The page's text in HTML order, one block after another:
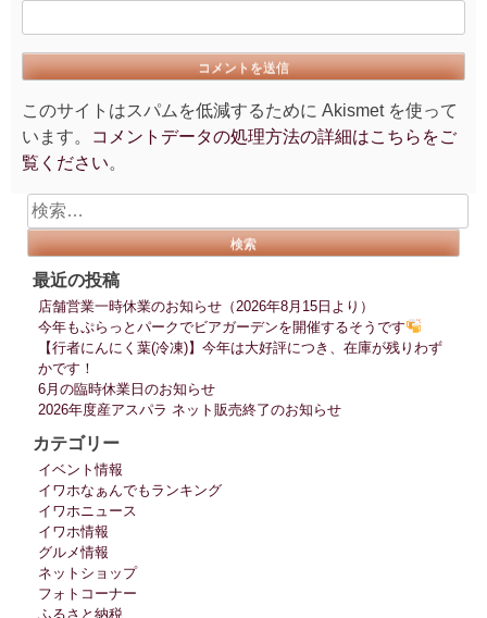
このサイトはスパムを低減するために Akismet を使って
います。
コメントデータの処理方法の詳細はこちらをご
覧ください。
検
索:
最近の投稿
店舗営業一時休業のお知らせ（2026年8月15日より）
今年もぷらっとパークでビアガーデンを開催するそうです
【行者にんにく葉(冷凍)】今年は大好評につき、在庫が残りわず
かです！
6月の臨時休業日のお知らせ
2026年度産アスパラ ネット販売終了のお知らせ
カテゴリー
イベント情報
イワホなぁんでもランキング
イワホニュース
イワホ情報
グルメ情報
ネットショップ
フォトコーナー
ふるさと納税